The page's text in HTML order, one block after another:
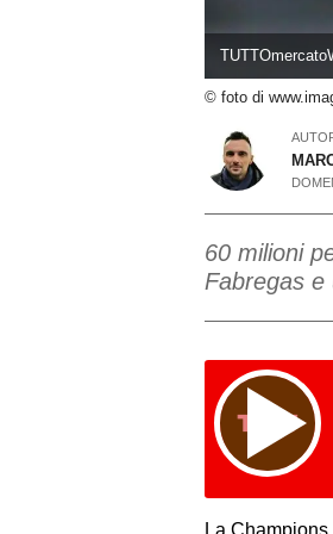
© foto di
60 milioni
Fabregas
La